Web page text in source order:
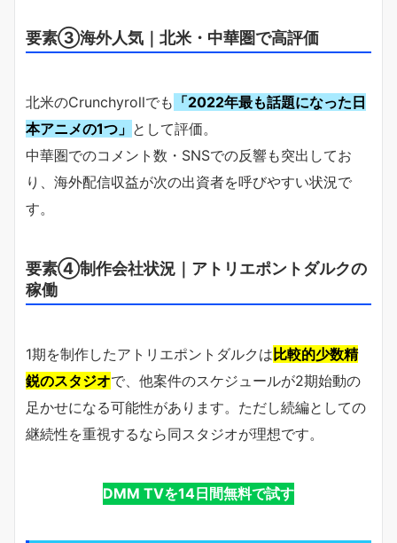
要素③海外人気｜北米・中華圏で高評価
北米のCrunchyrollでも 「2022年最も話題になった日
本アニメの1つ」 として評価。
中華圏でのコメント数・SNSでの反響も突出してお
り、海外配信収益が次の出資者を呼びやすい状況で
す。
要素④制作会社状況｜アトリエポントダルクの
稼働
1期を制作したアトリエポントダルクは 比較的少数精
鋭のスタジオで、他案件のスケジュールが2期始動の
足かせになる可能性があります。ただし続編としての
継続性を重視するなら同スタジオが理想です。
DMM TVを14日間無料で試す